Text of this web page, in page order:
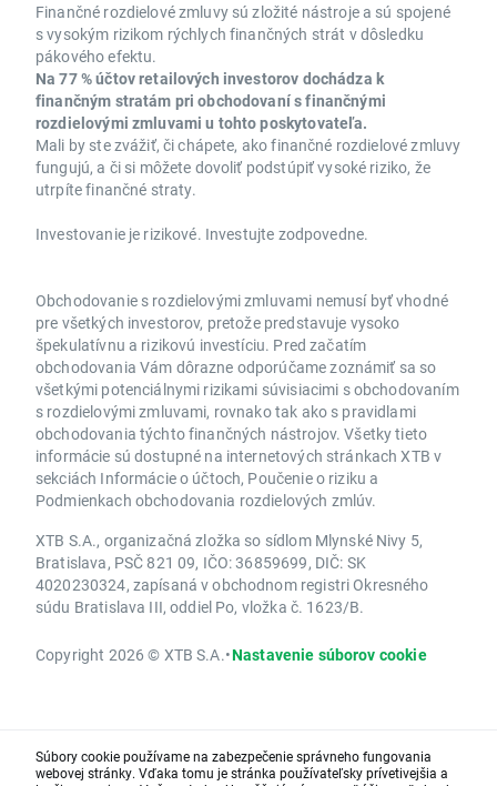
Finančné rozdielové zmluvy sú zložité nástroje a sú spojené
s vysokým rizikom rýchlych finančných strát v dôsledku
pákového efektu.
Na 77 % účtov retailových investorov dochádza k
finančným stratám pri obchodovaní s finančnými
rozdielovými zmluvami u tohto poskytovateľa.
Mali by ste zvážiť, či chápete, ako finančné rozdielové zmluvy
fungujú, a či si môžete dovoliť podstúpiť vysoké riziko, že
utrpíte finančné straty.
Investovanie je rizikové. Investujte zodpovedne.
Obchodovanie s rozdielovými zmluvami nemusí byť vhodné
pre všetkých investorov, pretože predstavuje vysoko
špekulatívnu a rizikovú investíciu. Pred začatím
obchodovania Vám dôrazne odporúčame zoznámiť sa so
všetkými potenciálnymi rizikami súvisiacimi s obchodovaním
s rozdielovými zmluvami, rovnako tak ako s pravidlami
obchodovania týchto finančných nástrojov. Všetky tieto
informácie sú dostupné na internetových stránkach XTB v
sekciách Informácie o účtoch, Poučenie o riziku a
Podmienkach obchodovania rozdielových zmlúv.
XTB S.A., organizačná zložka so sídlom Mlynské Nivy 5,
Bratislava, PSČ 821 09, IČO: 36859699, DIČ: SK
4020230324, zapísaná v obchodnom registri Okresného
súdu Bratislava III, oddiel Po, vložka č. 1623/B.
Copyright 2026 © XTB S.A.•Nastavenie súborov cookie
Súbory cookie používame na zabezpečenie správneho fungovania
webovej stránky. Vďaka tomu je stránka používateľsky prívetivejšia a